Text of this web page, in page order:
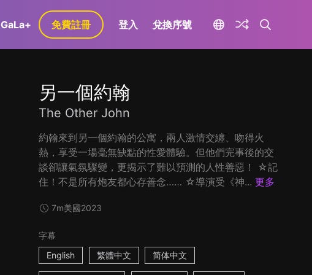
GaLa+ 免費註冊 登入 兌換序號
另一個約翰
The Other John
約翰來到另一個約翰的公寓，兩人激情交纏、吻得火
熱，享受一場毫無缺點的性愛體驗。但他們完事後的交
談卻讓氣氛驟變，更揭示了難以預測的人性善惡！ ☆記
住！不是所有炮友都心存善念…… ☆導演受《神... 更多
7m美國2023
字幕
English
繁體中文 简体中文